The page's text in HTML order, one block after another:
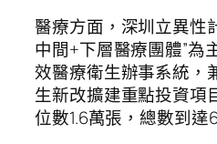
醫療方面，深圳立異性
中間+下層醫療團體”為
效醫療衛生辦事系統，
生新改擴建重點投資項
位數1.6萬張，總數到達